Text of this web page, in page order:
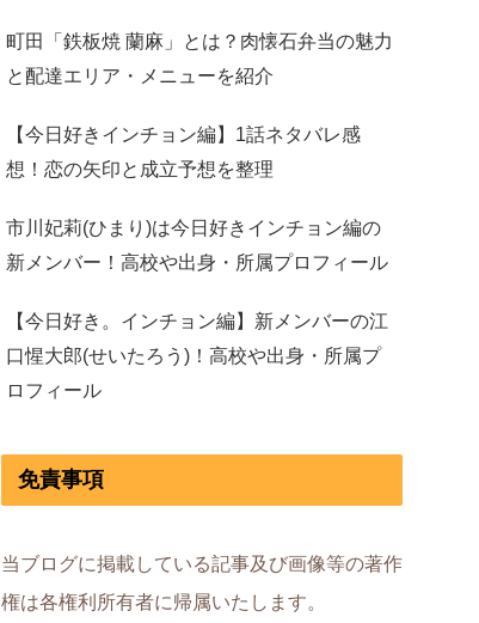
町田「鉄板焼 蘭麻」とは？肉懐石弁当の魅力
と配達エリア・メニューを紹介
【今日好きインチョン編】1話ネタバレ感
想！恋の矢印と成立予想を整理
市川妃莉(ひまり)は今日好きインチョン編の
新メンバー！高校や出身・所属プロフィール
【今日好き。インチョン編】新メンバーの江
口惺大郎(せいたろう)！高校や出身・所属プ
ロフィール
免責事項
当ブログに掲載している記事及び画像等の著作
権は各権利所有者に帰属いたします。